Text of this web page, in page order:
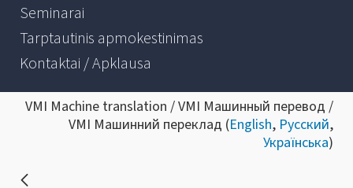
Seminarai
Tarptautinis apmokestinimas
Kontaktai / Apklausa
VMI Machine translation / VMI Машинный перевод /
VMI Машинний переклад (English, Русский,
Українська)